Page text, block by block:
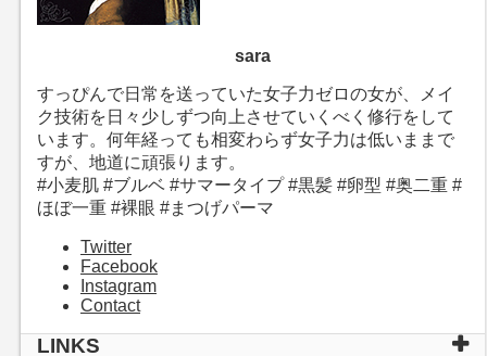
sara
すっぴんで日常を送っていた女子力ゼロの女が、メイ
ク技術を日々少しずつ向上させていくべく修行をして
います。何年経っても相変わらず女子力は低いままで
すが、地道に頑張ります。
#小麦肌 #ブルベ #サマータイプ #黒髪 #卵型 #奥二重 #
ほぼ一重 #裸眼 #まつげパーマ
Twitter
Facebook
Instagram
Contact
LINKS